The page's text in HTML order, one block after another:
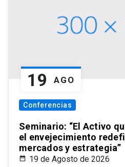
19 AGO
Conferencias
Seminario: “El Activo
el envejecimiento
mercados y estrategia”
19 de Agosto de 2026